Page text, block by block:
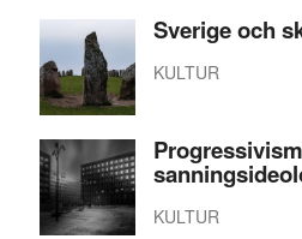
Sverige och
KULTUR
KULTUR